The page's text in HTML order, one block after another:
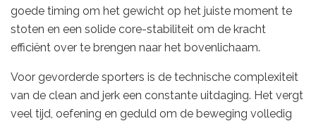
goede timing om het gewicht op het juiste moment te
stoten en een solide core-stabiliteit om de kracht
efficiënt over te brengen naar het bovenlichaam.
Voor gevorderde sporters is de technische complexiteit
van de clean and jerk een constante uitdaging. Het vergt
veel tijd, oefening en geduld om de beweging volledig